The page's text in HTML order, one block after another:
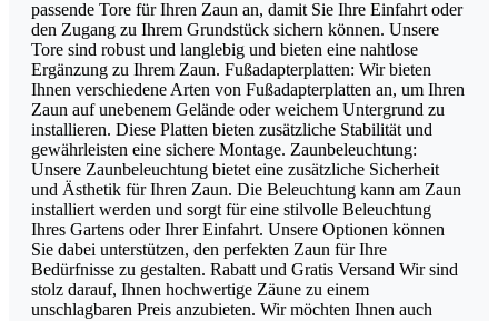
passende Tore für Ihren Zaun an, damit Sie Ihre Einfahrt oder
den Zugang zu Ihrem Grundstück sichern können. Unsere
Tore sind robust und langlebig und bieten eine nahtlose
Ergänzung zu Ihrem Zaun. Fußadapterplatten: Wir bieten
Ihnen verschiedene Arten von Fußadapterplatten an, um Ihren
Zaun auf unebenem Gelände oder weichem Untergrund zu
installieren. Diese Platten bieten zusätzliche Stabilität und
gewährleisten eine sichere Montage. Zaunbeleuchtung:
Unsere Zaunbeleuchtung bietet eine zusätzliche Sicherheit
und Ästhetik für Ihren Zaun. Die Beleuchtung kann am Zaun
installiert werden und sorgt für eine stilvolle Beleuchtung
Ihres Gartens oder Ihrer Einfahrt. Unsere Optionen können
Sie dabei unterstützen, den perfekten Zaun für Ihre
Bedürfnisse zu gestalten. Rabatt und Gratis Versand Wir sind
stolz darauf, Ihnen hochwertige Zäune zu einem
unschlagbaren Preis anzubieten. Wir möchten Ihnen auch